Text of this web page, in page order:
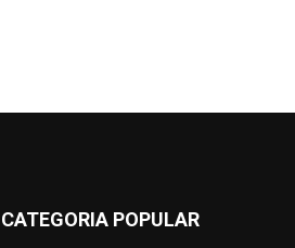
CATEGORIA POPULAR